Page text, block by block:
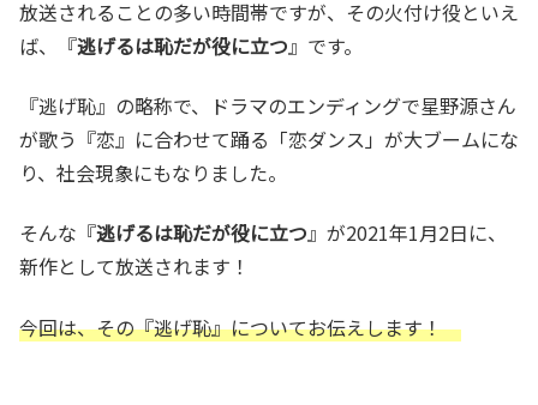
放送されることの多い時間帯ですが、その火付け役といえ
ば、『逃げるは恥だが役に立つ』です。
『逃げ恥』の略称で、ドラマのエンディングで星野源さん
が歌う『恋』に合わせて踊る「恋ダンス」が大ブームにな
り、社会現象にもなりました。
そんな『逃げるは恥だが役に立つ』が2021年1月2日に、
新作として放送されます！
今回は、その『逃げ恥』についてお伝えします！